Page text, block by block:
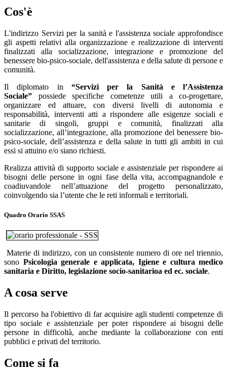
Cos'è
L'indirizzo Servizi per la sanità e l'assistenza sociale approfondisce
gli aspetti relativi alla organizzazione e realizzazione di interventi
finalizzati alla socializzazione, integrazione e promozione del
benessere bio-psico-sociale, dell'assistenza e della salute di persone e
comunità.
Il diplomato in “Servizi per la Sanità e l’Assistenza
Sociale”
possiede specifiche cometenze utili a co-progettare,
organizzare ed attuare, con diversi livelli di autonomia e
responsabilità, interventi atti a rispondere alle esigenze sociali e
sanitarie di singoli, gruppi e comunità, finalizzati alla
socializzazione, all’integrazione, alla promozione del benessere bio-
psico-sociale, dell’assistenza e della salute in tutti gli ambiti in cui
essi si attuino e/o siano richiesti.
Realizza attività di supporto sociale e assistenziale per rispondere ai
bisogni delle persone in ogni fase della vita, accompagnandole e
coadiuvandole nell’attuazione del progetto personalizzato,
coinvolgendo sia l’utente che le reti informali e territoriali.
Quadro Orario SSAS
Materie di indirizzo, con un consistente numero di ore nel triennio,
sono Psicologia generale e applicata, Igiene e cultura medico
sanitaria e Diritto, legislazione socio-sanitarioa ed ec. sociale.
A cosa serve
Il percorso ha l'obiettivo di far acquisire agli studenti competenze di
tipo sociale e assistenziale per poter rispondere ai bisogni delle
persone in difficoltà, anche mediante la collaborazione con enti
pubblici e privati del territorio.
Come si fa